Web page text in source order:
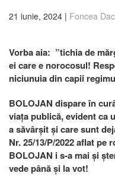
21 iunie, 2024 | Foncea
Vorba aia: ”tichia de
ei care e norocosul!
niciunuia din capii
BOLOJAN dispare în
viața publică, evident ca
a săvârșit și care sunt
Nr. 25/13/P/2022 aflat
BOLOJAN i s-a mai și
vede până și la vot!